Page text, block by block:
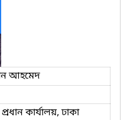
আহমেদ
কার্যালয়, ঢাকা